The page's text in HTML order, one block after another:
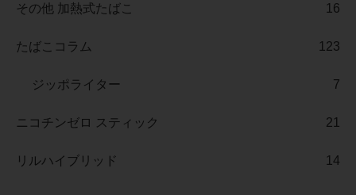
その他 加熱式たばこ 16
たばこコラム 123
ジッポライター 7
ニコチンゼロ スティック 21
リルハイブリッド 14